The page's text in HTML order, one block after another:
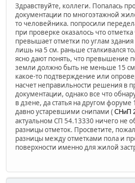
Здравствуйте, коллеги. Попалась
документации по многоэтажной
то человейника. попросили
при проверке оказалось что отметка
превышает отметки по углам
лишь на 5 см. раньше сталкивался
ясно дают понять, что превышение
земли должно быть не меньше 15
какое-то подтверждение или
насчет неправильности решения в
документации, однако все что
в дзене, да статья на другом форуме
давно устаревшими снипами ( СНиП
актуальном СП 54.13330 ничего не
разницы отметок. Просветите,
разницы между отметками пола и
поверхности именно для жилой